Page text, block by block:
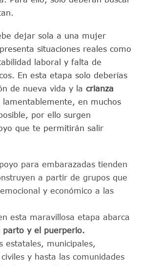
dejar sola a una mujer
situaciones reales como
laboral y falta de
En esta etapa solo deberías
de nueva vida y la crianza
lamentablemente, en muchos
por ello surgen
que te permitirán salir
para embarazadas tienden
a partir de grupos que
y económico a las
esta maravillosa etapa abarca
parto y el puerperio.
estatales, municipales,
y hasta las comunidades